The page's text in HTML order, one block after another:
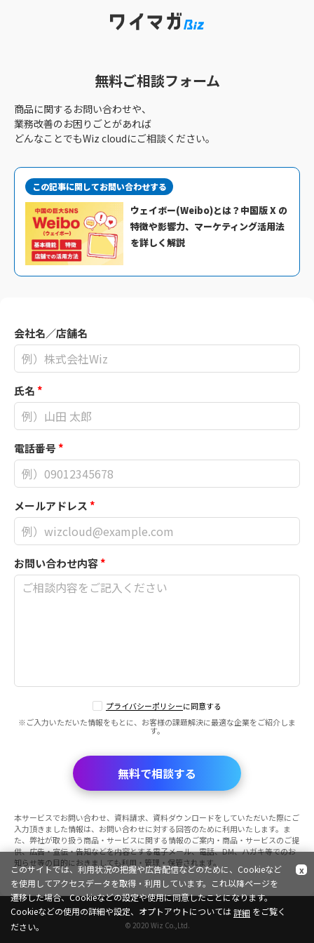
無料ご相談フォーム
商品に関するお問い合わせや、
業務改善のお困りごとがあれば
どんなことでもWiz cloudにご相談ください。
この記事に関してお問い合わせする
ウェイボー(Weibo)とは？中国版 X の
特徴や影響力、マーケティング活用法
を詳しく解説
会社名／店舗名
氏名*
電話番号*
メールアドレス*
お問い合わせ内容*
プライバシーポリシーに同意する
※ご入力いただいた情報をもとに、お客様の課題解決に最適な企業をご紹介しま
す。
無料で相談する
本サービスでお問い合わせ、資料請求、資料ダウンロードをしていただいた際にご
入力頂きました情報は、お問い合わせに対する回答のために利用いたします。ま
た、弊社が取り扱う商品・サービスに関する情報のご案内・商品・サービスのご提
供、広告・宣伝・告知などを内容とする電子メール、電話、DM、ハガキ等でのお
知らせ等の目的におきましても利用・管理・保管されます。
© 2020 Wiz Co.,Ltd.
このサイトでは、利用状況の把握や広告配信などのために、Cookieなど
を使用してアクセスデータを取得・利用しています。これ以降ページを
遷移した場合、Cookieなどの設定や使用に同意したことになります。
Cookieなどの使用の詳細や設定、オプトアウトについては詳細
x
をご覧く
ださい。